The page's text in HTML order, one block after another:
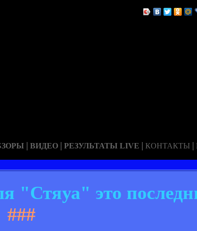
| ВИДЕО | РЕЗУЛЬТАТЫ LIVE | КОНТАКТЫ |
"Стяуа" это
###